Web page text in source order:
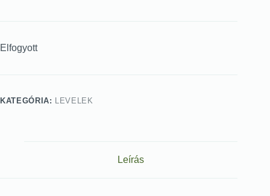
Elfogyott
KATEGÓRIA: LEVELEK
Leírás